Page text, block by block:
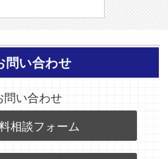
問い合わせ
問い合わせ
相談フォーム